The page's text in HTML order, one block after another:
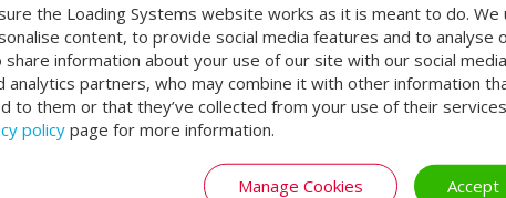
the Loading Systems website works as it is meant to do. We
content, to provide social media features and to analyse
share information about your use of our site with our social
analytics partners, who may combine it with other information
to them or that they’ve collected from your use of their
policy page for more information.
Manage Cookies Accept